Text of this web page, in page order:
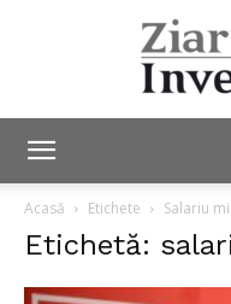
Acasă Etichete Salariu
Etichetă: